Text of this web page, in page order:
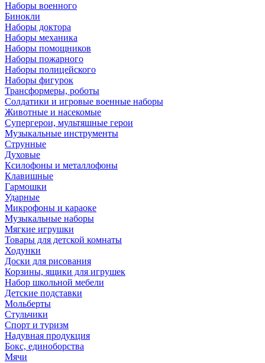
Наборы военного
Бинокли
Наборы доктора
Наборы механика
Наборы помощников
Наборы пожарного
Наборы полицейского
Наборы фигурок
Трансформеры, роботы
Солдатики и игровые военные наборы
Животные и насекомые
Супергерои, мультяшные герои
Музыкальные инструменты
Струнные
Духовые
Ксилофоны и металлофоны
Клавишные
Гармошки
Ударные
Микрофоны и караоке
Музыкальные наборы
Мягкие игрушки
Товары для детской комнаты
Ходунки
Доски для рисования
Корзины, ящики для игрушек
Набор школьной мебели
Детские подставки
Мольберты
Стульчики
Спорт и туризм
Надувная продукция
Бокс, единоборства
Мячи